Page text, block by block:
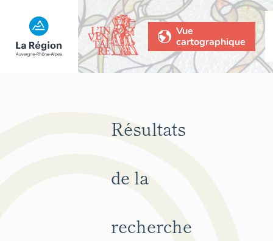
Vue
cartographique
Résultats
de la
recherche